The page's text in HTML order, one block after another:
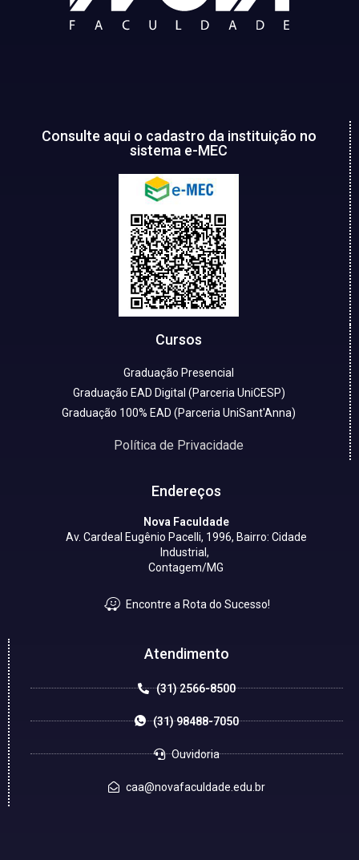
Consulte aqui o cadastro da instituição no
sistema e-MEC
Cursos
Graduação Presencial
Graduação EAD Digital (Parceria UniCESP)
Graduação 100% EAD (Parceria UniSant'Anna)
Política de Privacidade
Endereços
Nova Faculdade
Av. Cardeal Eugênio Pacelli, 1996, Bairro: Cidade
Industrial,
Contagem/MG
Encontre a Rota do Sucesso!
Atendimento
(31) 2566-8500
(31) 98488-7050
Ouvidoria
caa@novafaculdade.edu.br